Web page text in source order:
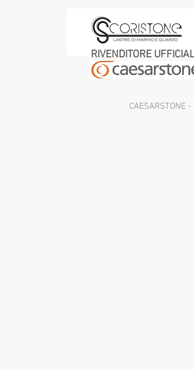
RIVENDITORE
CAESARSTONE